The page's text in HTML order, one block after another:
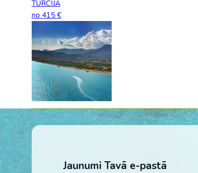
TURCIJA
no 415 €
Jaunumi Tavā e-pastā